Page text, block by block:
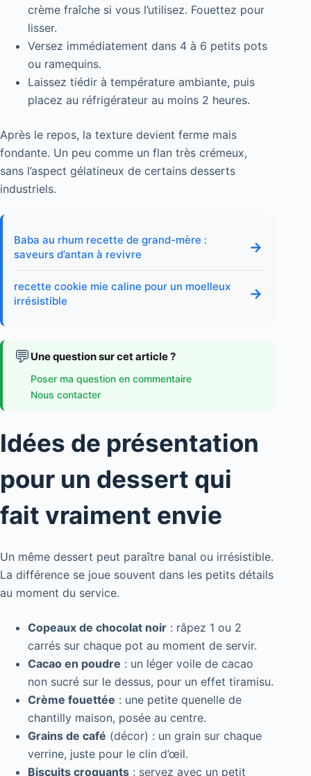
crème fraîche si vous l’utilisez. Fouettez pour
lisser.
Versez immédiatement dans 4 à 6 petits pots
ou ramequins.
Laissez tiédir à température ambiante, puis
placez au réfrigérateur au moins 2 heures.
Après le repos, la texture devient ferme mais
fondante. Un peu comme un flan très crémeux,
sans l’aspect gélatineux de certains desserts
industriels.
Baba au rhum recette de grand-mère :
saveurs d’antan à revivre
→
recette cookie mie caline pour un moelleux
irrésistible
→
💬 Une question sur cet article ?
Poser ma question en commentaire
Nous contacter
Idées de présentation
pour un dessert qui
fait vraiment envie
Un même dessert peut paraître banal ou irrésistible.
La différence se joue souvent dans les petits détails
au moment du service.
Copeaux de chocolat noir : râpez 1 ou 2
carrés sur chaque pot au moment de servir.
Cacao en poudre : un léger voile de cacao
non sucré sur le dessus, pour un effet tiramisu.
Crème fouettée : une petite quenelle de
chantilly maison, posée au centre.
Grains de café (décor) : un grain sur chaque
verrine, juste pour le clin d’œil.
Biscuits croquants : servez avec un petit